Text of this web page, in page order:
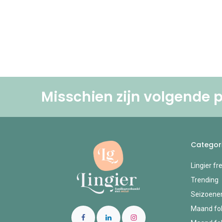
Misschien zijn volgende
Lingier
Trending
Maand